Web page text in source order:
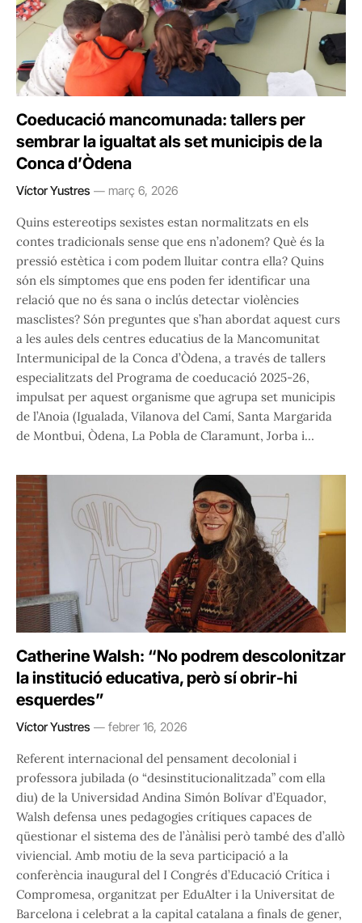
Coeducació mancomunada: tallers per
sembrar la igualtat als set municipis de la
Conca d’Òdena
Víctor Yustres març 6, 2026
Quins estereotips sexistes estan normalitzats en els
contes tradicionals sense que ens n’adonem? Què és la
pressió estètica i com podem lluitar contra ella? Quins
són els símptomes que ens poden fer identificar una
relació que no és sana o inclús detectar violències
masclistes? Són preguntes que s’han abordat aquest curs
a les aules dels centres educatius de la Mancomunitat
Intermunicipal de la Conca d’Òdena, a través de tallers
especialitzats del Programa de coeducació 2025-26,
impulsat per aquest organisme que agrupa set municipis
de l’Anoia (Igualada, Vilanova del Camí, Santa Margarida
de Montbui, Òdena, La Pobla de Claramunt, Jorba i…
Catherine Walsh: “No podrem descolonitzar
la institució educativa, però sí obrir-hi
esquerdes”
Víctor Yustres febrer 16, 2026
Referent internacional del pensament decolonial i
professora jubilada (o “desinstitucionalitzada” com ella
diu) de la Universidad Andina Simón Bolívar d’Equador,
Walsh defensa unes pedagogies crítiques capaces de
qüestionar el sistema des de l’ànàlisi però també des d’allò
viviencial. Amb motiu de la seva participació a la
conferència inaugural del I Congrés d’Educació Crítica i
Compromesa, organitzat per EduAlter i la Universitat de
Barcelona i celebrat a la capital catalana a finals de gener,